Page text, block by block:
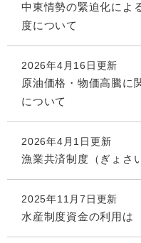
中東情勢の緊迫化によ
度について
2026年4月16日更新
原油価格・物価高騰に
について
2026年4月1日更新
漁業共済制度（ぎょさ
2025年11月7日更新
水産制度資金の利用は